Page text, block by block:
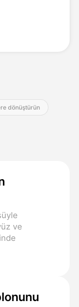
dönüştürün
ve